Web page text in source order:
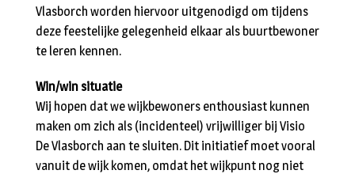
Vlasborch worden hiervoor uitgenodigd om tijdens
deze feestelijke gelegenheid elkaar als buurtbewoner
te leren kennen.
Win/win situatie
Wij hopen dat we wijkbewoners enthousiast kunnen
maken om zich als (incidenteel) vrijwilliger bij Visio
De Vlasborch aan te sluiten. Dit initiatief moet vooral
vanuit de wijk komen, omdat het wijkpunt nog niet